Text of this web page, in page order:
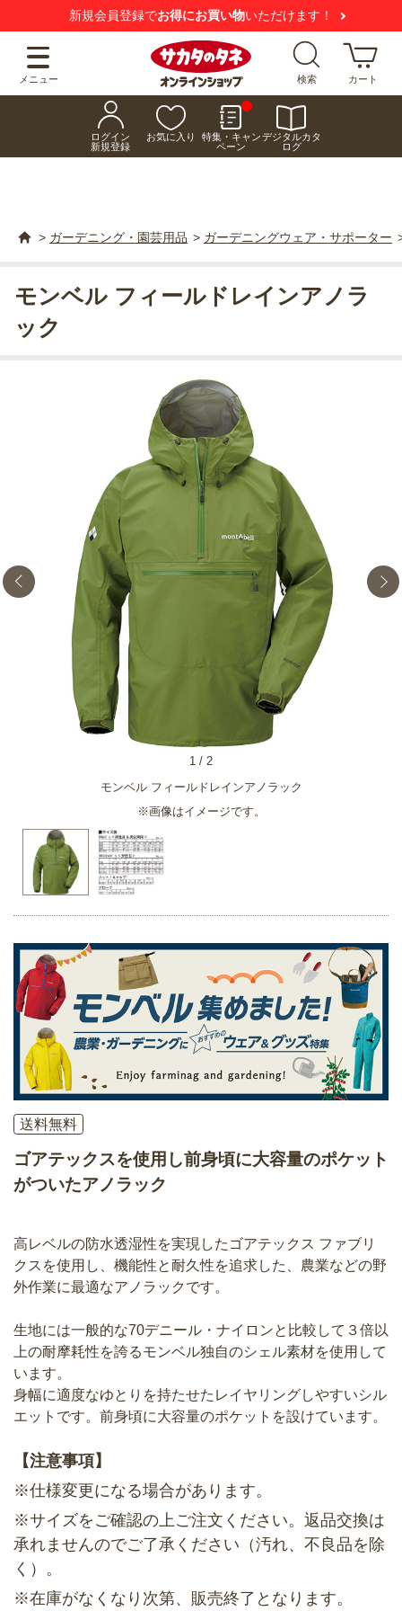
新規会員登録でお得にお買い物いただけます！
メニュー 検索 カート
ログイン
新規登録
お気に入り
特集・キャン
ペーン
デジタルカタ
ログ
> ガーデニング・園芸用品 > ガーデニングウェア・サポーター
モンベル フィールドレインアノラック
※画像はイメージです。
1 / 2
モンベル フィールドレインアノラ
ック
送料無料
ゴアテックスを使用し前身頃に大容量のポケット
がついたアノラック
高レベルの防水透湿性を実現したゴアテックス ファブリ
クスを使用し、機能性と耐久性を追求した、農業などの野
外作業に最適なアノラックです。
生地には一般的な70デニール・ナイロンと比較して３倍以
上の耐摩耗性を誇るモンベル独自のシェル素材を使用して
います。
身幅に適度なゆとりを持たせたレイヤリングしやすいシル
エットです。前身頃に大容量のポケットを設けています。
【注意事項】
※仕様変更になる場合があります。
※サイズをご確認の上ご注文ください。返品交換は
承れませんのでご了承ください（汚れ、不良品を除
く）。
※在庫がなくなり次第、販売終了となります。